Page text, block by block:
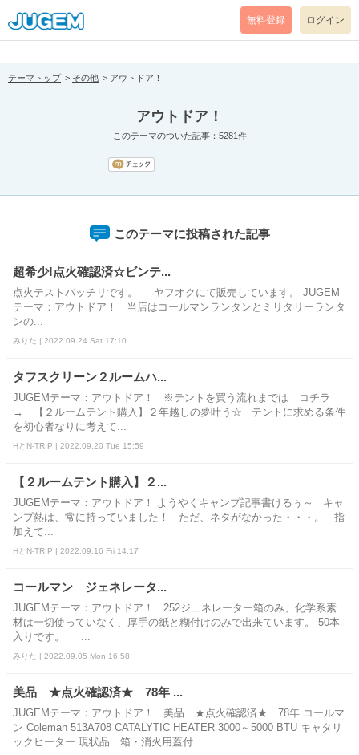
[pear_error: message="Success" code=0 mode=return level=notice
prefix="" info=""]
無料登録 ログイン
テーマトップ その他 アウトドア！
アウトドア！
このテーマのついた記事：5281件
このテーマに投稿された記事
超希少!点火確認済☆ビンテ...
点火テストバッチリです。 ヤフオクにて販売しています。 JUGEM
テーマ：アウトドア！ 当店はコールマンランタンとミリタリーランタ
ンの...
みりた | 2022.09.24 Sat 17:10
タフスクリーン２ルームハ...
JUGEMテーマ：アウトドア！ ※テントを買う流れまでは コチラ
→ 【２ルームテント購入】２年越しの夢叶う☆ テントに求める条件
を初心者なりに考えて...
HとN-TRIP | 2022.09.20 Tue 15:59
【２ルームテント購入】２...
JUGEMテーマ：アウトドア！ ようやくキャンプ記事書けるぅ～ キャ
ンプ熱は、常に持っていました！ ただ、ネタがなかった・・・。 指
加えて...
HとN-TRIP | 2022.09.16 Fri 14:17
コールマン ジェネレータ...
JUGEMテーマ：アウトドア！ 252ジェネレーター箱のみ、化学系素
材は一切使っていなく、厚手の紙と糊付けのみで出来ています。 50本
入りです。 ...
みりた | 2022.09.05 Mon 16:58
美品 ★点火確認済★ 78年 ...
JUGEMテーマ：アウトドア！ 美品 ★点火確認済★ 78年 コールマ
ン Coleman 513A708 CATALYTIC HEATER 3000～5000 BTU キャタリ
ックヒーター 現状品 箱・消火用蓋付 ...